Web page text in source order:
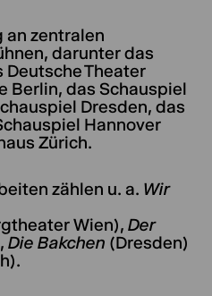
an zentralen
darunter das
Theater
Berlin, das Schauspiel
Dresden, das
Hannover
Zürich.
zählen u. a. Wir
Wien), Der
Die Bakchen (Dresden)